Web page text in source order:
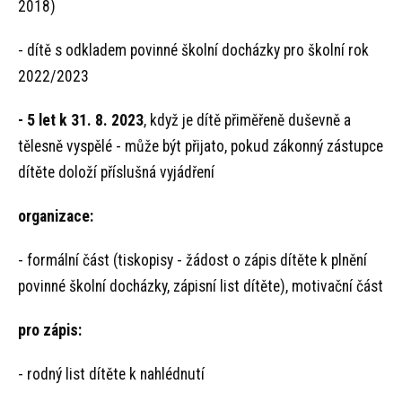
2018)
- dítě s odkladem povinné školní docházky pro školní rok
2022/2023
- 5 let k 31. 8. 2023, když je dítě přiměřeně duševně a
tělesně vyspělé - může být přijato, pokud zákonný zástupce
dítěte doloží příslušná vyjádření
organizace:
- formální část (tiskopisy - žádost o zápis dítěte k plnění
povinné školní docházky, zápisní list dítěte), motivační část
pro zápis:
- rodný list dítěte k nahlédnutí